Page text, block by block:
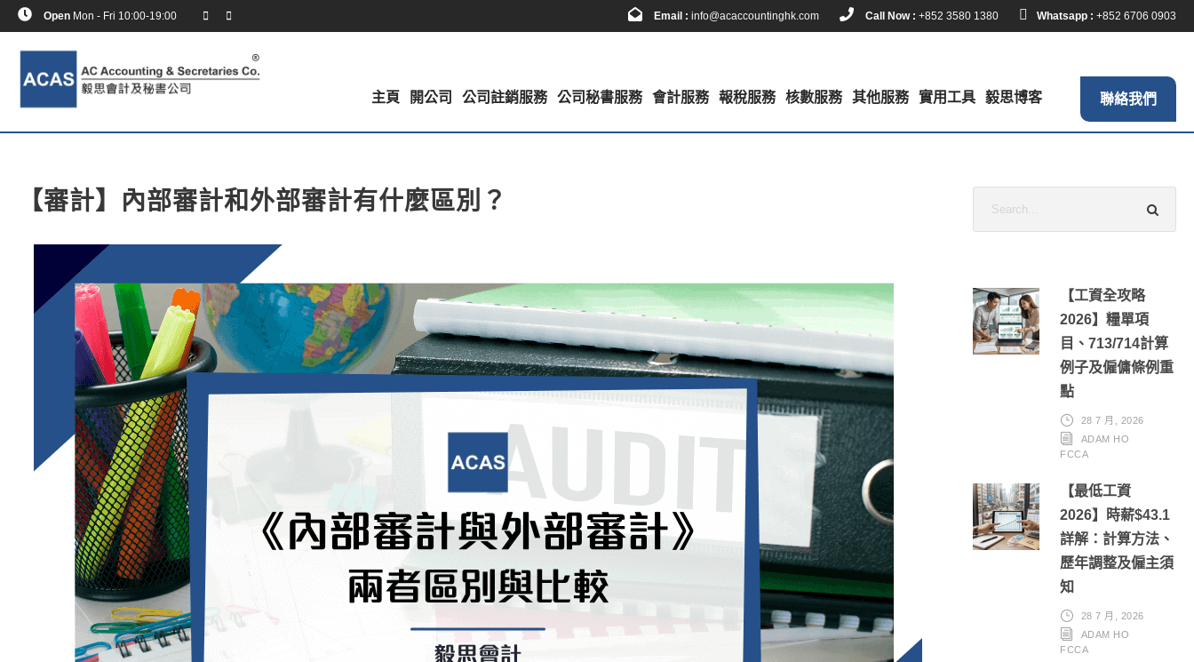
Open Mon - Fri 10:00-19:00 Email : info@acaccountinghk.com Call Now : +852 3580 1380 Whatsapp : +852 6706 0903
主頁 開公司 公司註銷服務 公司秘書服務 會計服務 報稅服務 核數服務 其他服務 實用工具 毅思博客 聯絡我們
【審計】內部審計和外部審計有什麼區別？
【工資全攻略
2026】糧單項
目、713/714計算
例子及僱傭條例重
點
28 7 月, 2026
ADAM HO
FCCA
【最低工資
2026】時薪$43.1
詳解：計算方法、
歷年調整及僱主須
知
28 7 月, 2026
ADAM HO
FCCA